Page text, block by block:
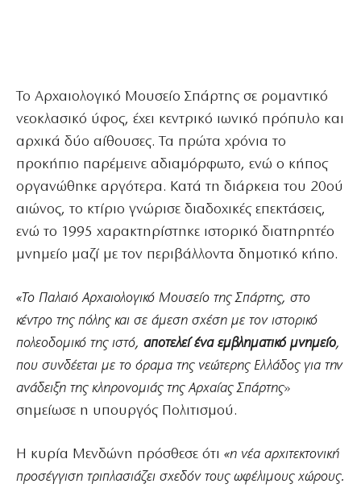
Το Αρχαιολογικό Μουσείο Σπάρτης σε ρομαντικό
νεοκλασικό ύφος, έχει κεντρικό ιωνικό πρόπυλο και
αρχικά δύο αίθουσες. Τα πρώτα χρόνια το
προκήπιο παρέμεινε αδιαμόρφωτο, ενώ ο κήπος
οργανώθηκε αργότερα. Κατά τη διάρκεια του 20ού
αιώνος, το κτίριο γνώρισε διαδοχικές επεκτάσεις,
ενώ το 1995 χαρακτηρίστηκε ιστορικό διατηρητέο
μνημείο μαζί με τον περιβάλλοντα δημοτικό κήπο.
«Το Παλαιό Αρχαιολογικό Μουσείο της Σπάρτης, στο
κέντρο της πόλης και σε άμεση σχέση με τον ιστορικό
πολεοδομικό της ιστό, αποτελεί ένα εμβληματικό μνημείο,
που συνδέεται με το όραμα της νεώτερης Ελλάδος για την
ανάδειξη της κληρονομιάς της Αρχαίας Σπάρτης»
σημείωσε η υπουργός Πολιτισμού.
Η κυρία Μενδώνη πρόσθεσε ότι «η νέα αρχιτεκτονική
προσέγγιση τριπλασιάζει σχεδόν τους ωφέλιμους χώρους.